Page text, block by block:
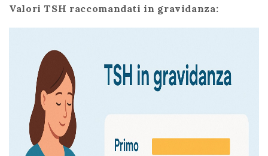
Valori TSH raccomandati in gravidanza: